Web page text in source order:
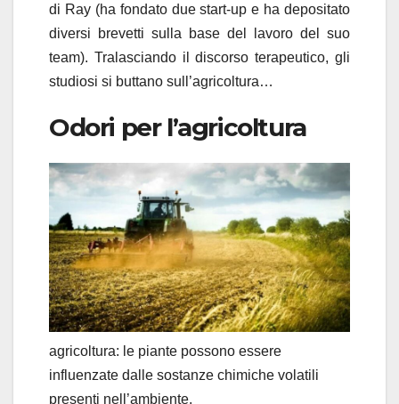
di Ray (ha fondato due start-up e ha depositato
diversi brevetti sulla base del lavoro del suo
team). Tralasciando il discorso terapeutico, gli
studiosi si buttano sull’agricoltura…
Odori per l’agricoltura
agricoltura: le piante possono essere
influenzate dalle sostanze chimiche volatili
presenti nell’ambiente.